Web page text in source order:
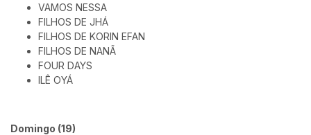
VAMOS NESSA
FILHOS DE JHÁ
FILHOS DE KORIN EFAN
FILHOS DE NANÃ
FOUR DAYS
ILÊ OYÁ
Domingo (19)